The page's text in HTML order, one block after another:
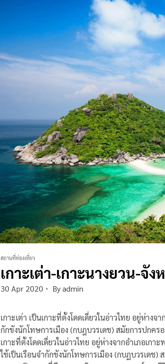
สถานที่ท่องเที่ยว
เกาะเต่า-เกาะนางยวน-จั
30 Apr 2020 Byadmin
เกาะเต่า เป็นเกาะที่ตั้งโดดเดี่ยวในอ่าวไทย อยู่ห่าง
กักขังนักโทษการเมือง (กบฎบวรเดช) สมัยการปกค
เกาะที่ตั้งโดดเดี่ยวในอ่าวไทย อยู่ห่างจากอำเภอเก
ใช้เป็นเรือนจำกักขังนักโทษการเมือง (กบฏบวรเด